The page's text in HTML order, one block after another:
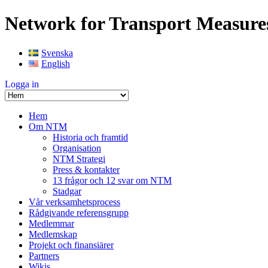
Network for Transport
Svenska
English
Logga in
Hem
Om NTM
Historia och framtid
Organisation
NTM Strategi
Press & kontakter
13 frågor och 12 svar om NTM
Stadgar
Vår verksamhetsprocess
Rådgivande referensgrupp
Medlemmar
Medlemskap
Projekt och finansiärer
Partners